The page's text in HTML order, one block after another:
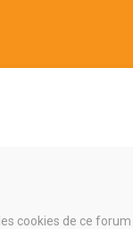
cookies de ce forum